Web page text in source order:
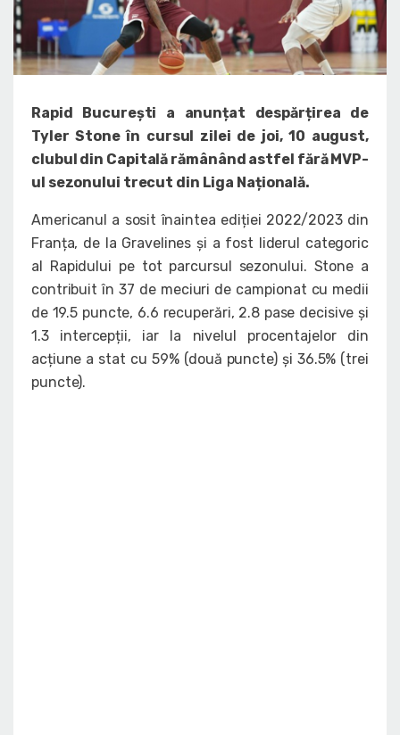
Rapid București a anunțat despărțirea de
Tyler Stone în cursul zilei de joi, 10 august,
clubul din Capitală rămânând astfel fără MVP-
ul sezonului trecut din Liga Națională.
Americanul a sosit înaintea ediției 2022/2023 din
Franța, de la Gravelines și a fost liderul categoric
al Rapidului pe tot parcursul sezonului. Stone a
contribuit în 37 de meciuri de campionat cu medii
de 19.5 puncte, 6.6 recuperări, 2.8 pase decisive și
1.3 intercepții, iar la nivelul procentajelor din
acțiune a stat cu 59% (două puncte) și 36.5% (trei
puncte).